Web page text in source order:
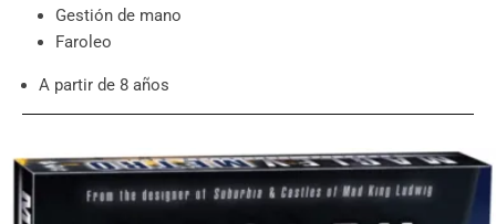
Gestión de mano
Faroleo
A partir de 8 años